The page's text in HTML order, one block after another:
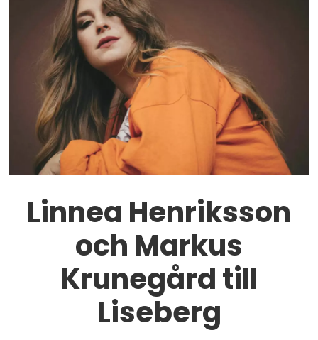
Linnea Henriksson
och Markus
Krunegård till
Liseberg